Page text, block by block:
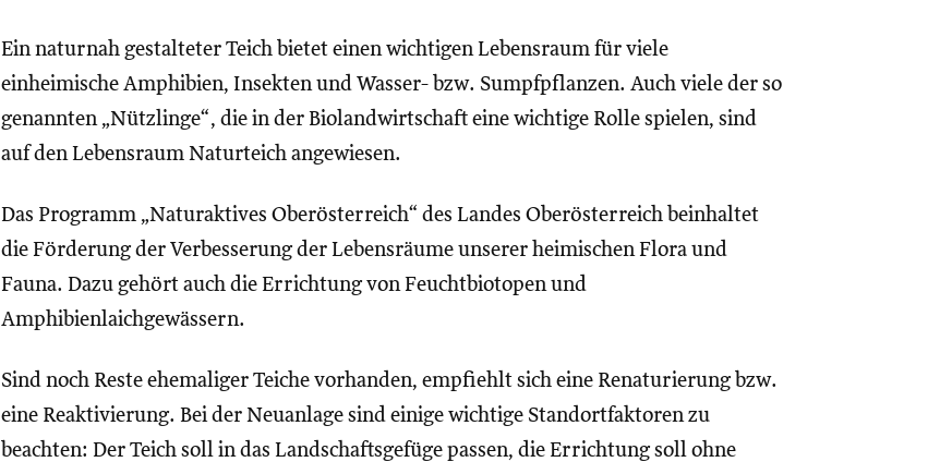
Ein naturnah gestalteter Teich bietet einen wichtigen Lebensraum für viele
einheimische Amphibien, Insekten und Wasser- bzw. Sumpfpflanzen. Auch viele der so
genannten „Nützlinge“, die in der Biolandwirtschaft eine wichtige Rolle spielen, sind
auf den Lebensraum Naturteich angewiesen.
Das Programm „Naturaktives Oberösterreich“ des Landes Oberösterreich beinhaltet
die Förderung der Verbesserung der Lebensräume unserer heimischen Flora und
Fauna. Dazu gehört auch die Errichtung von Feuchtbiotopen und
Amphibienlaichgewässern.
Sind noch Reste ehemaliger Teiche vorhanden, empfiehlt sich eine Renaturierung bzw.
eine Reaktivierung. Bei der Neuanlage sind einige wichtige Standortfaktoren zu
beachten: Der Teich soll in das Landschaftsgefüge passen, die Errichtung soll ohne